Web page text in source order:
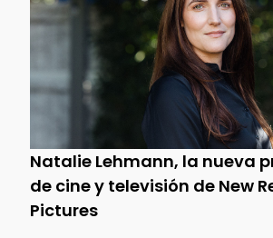
Natalie Lehmann, la nueva
de cine y televisión de New
Pictures